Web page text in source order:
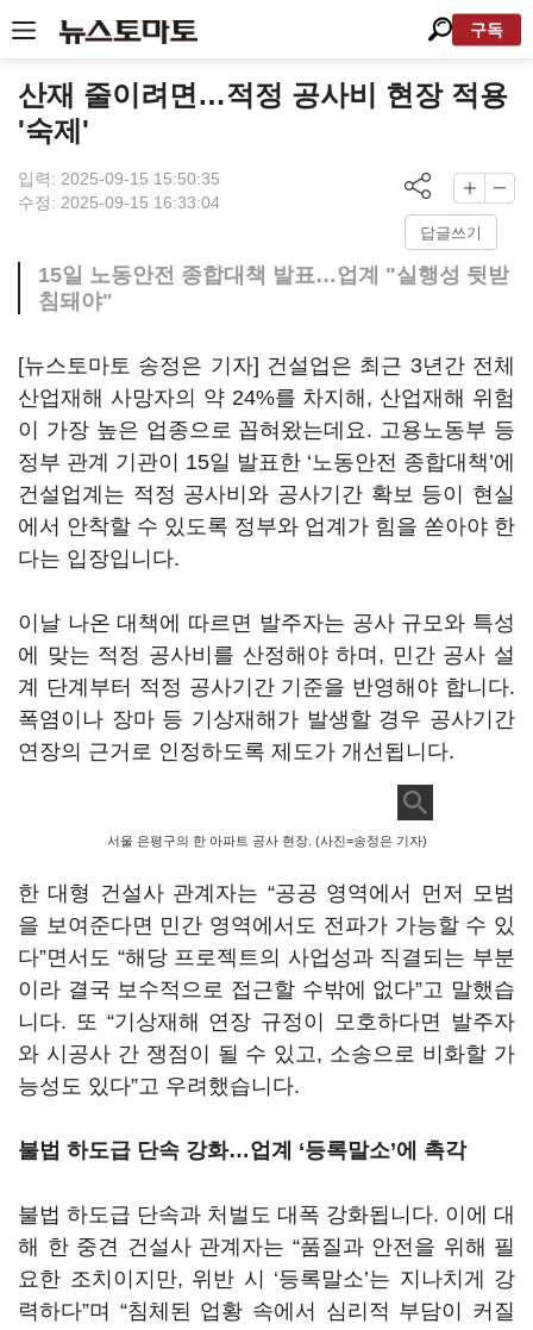
구독
산재 줄이려면…적정 공사비 현장 적용
'숙제'
입력: 2025-09-15 15:50:35
수정: 2025-09-15 16:33:04
답글쓰기
15일 노동안전 종합대책 발표…업계 "실행성 뒷받
침돼야"
[뉴스토마토 송정은 기자] 건설업은 최근 3년간 전체
산업재해 사망자의 약 24%를 차지해, 산업재해 위험
이 가장 높은 업종으로 꼽혀왔는데요. 고용노동부 등
정부 관계 기관이 15일 발표한 ‘노동안전 종합대책’에
건설업계는 적정 공사비와 공사기간 확보 등이 현실
에서 안착할 수 있도록 정부와 업계가 힘을 쏟아야 한
다는 입장입니다.
이날 나온 대책에 따르면 발주자는 공사 규모와 특성
에 맞는 적정 공사비를 산정해야 하며, 민간 공사 설
계 단계부터 적정 공사기간 기준을 반영해야 합니다.
폭염이나 장마 등 기상재해가 발생할 경우 공사기간
연장의 근거로 인정하도록 제도가 개선됩니다.
서울 은평구의 한 아파트 공사 현장. (사진=송정은 기자)
한 대형 건설사 관계자는 “공공 영역에서 먼저 모범
을 보여준다면 민간 영역에서도 전파가 가능할 수 있
다”면서도 “해당 프로젝트의 사업성과 직결되는 부분
이라 결국 보수적으로 접근할 수밖에 없다”고 말했습
니다. 또 “기상재해 연장 규정이 모호하다면 발주자
와 시공사 간 쟁점이 될 수 있고, 소송으로 비화할 가
능성도 있다”고 우려했습니다.
불법 하도급 단속 강화…업계 ‘등록말소’에 촉각
불법 하도급 단속과 처벌도 대폭 강화됩니다. 이에 대
해 한 중견 건설사 관계자는 “품질과 안전을 위해 필
요한 조치이지만, 위반 시 ‘등록말소’는 지나치게 강
력하다”며 “침체된 업황 속에서 심리적 부담이 커질